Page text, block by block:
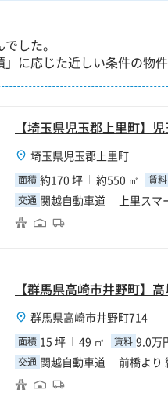
した。
に応じた近しい条件の物件
埼玉県児玉郡上里町
面積 約170 坪 約550 ㎡ 賃料
交通 関越自動車道 上里スマ
【群馬県高崎市井野町】
群馬県高崎市井野町714
面積 15 坪 49 ㎡ 賃料 9.0万
交通 関越自動車道 前橋より